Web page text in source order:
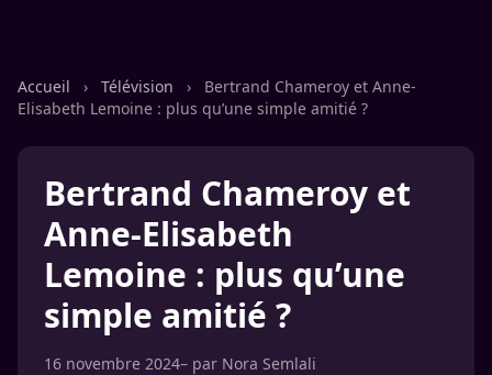
Accueil › Télévision ›
Bertrand Chameroy et Anne-
Elisabeth Lemoine : plus qu’une simple amitié ?
Bertrand Chameroy et
Anne-Elisabeth
Lemoine : plus qu’une
simple amitié ?
16 novembre 2024– par Nora Semlali